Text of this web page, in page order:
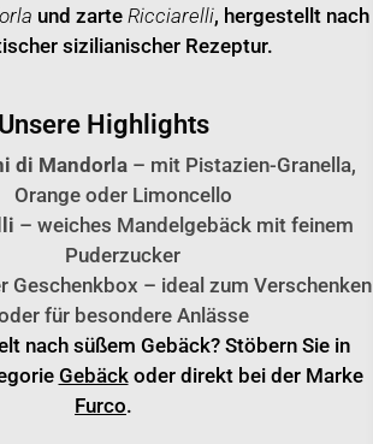
und zarte Ricciarelli, hergestellt nach
sizilianischer Rezeptur.
Unsere Highlights
di Mandorla – mit Pistazien-Granella,
Orange oder Limoncello
– weiches Mandelgebäck mit feinem
Puderzucker
Geschenkbox – ideal zum Verschenken
für besondere Anlässe
nach süßem Gebäck? Stöbern Sie in
Gebäckoder direkt bei der Marke
Furco.